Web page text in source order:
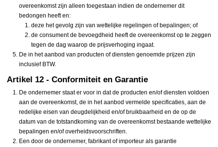
overeenkomst zijn alleen toegestaan indien de ondernemer dit
bedongen heeft en:
deze het gevolg zijn van wettelijke regelingen of bepalingen; of
de consument de bevoegdheid heeft de overeenkomst op te zeggen
tegen de dag waarop de prijsverhoging ingaat.
De in het aanbod van producten of diensten genoemde prijzen zijn
inclusief BTW.
Artikel 12 - Conformiteit en Garantie
De ondernemer staat er voor in dat de producten en/of diensten voldoen
aan de overeenkomst, de in het aanbod vermelde specificaties, aan de
redelijke eisen van deugdelijkheid en/of bruikbaarheid en de op de
datum van de totstandkoming van de overeenkomst bestaande wettelijke
bepalingen en/of overheidsvoorschriften.
Een door de ondernemer, fabrikant of importeur als garantie